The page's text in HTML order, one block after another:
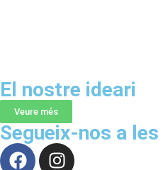
El nostre ideari
Veure més
Segueix-nos a les